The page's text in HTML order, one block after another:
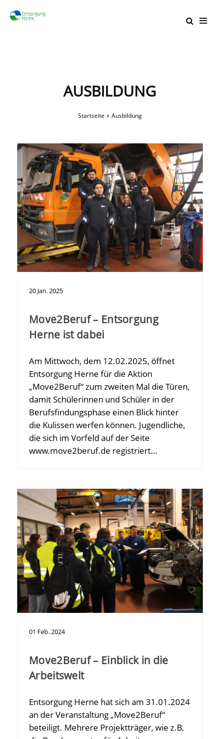
AUSBILDUNG
Startseite Ausbildung
20 Jan.2025
Move2Beruf – Entsorgung
Herne ist dabei
Am Mittwoch, dem 12.02.2025, öffnet
Entsorgung Herne für die Aktion
„Move2Beruf“ zum zweiten Mal die Türen,
damit Schülerinnen und Schüler in der
Berufsfindungsphase einen Blick hinter
die Kulissen werfen können. Jugendliche,
die sich im Vorfeld auf der Seite
www.move2beruf.de registriert…
01 Feb.2024
Move2Beruf – Einblick in die
Arbeitswelt
Entsorgung Herne hat sich am 31.01.2024
an der Veranstaltung „Move2Beruf“
beteiligt. Mehrere Projektträger, wie z.B.